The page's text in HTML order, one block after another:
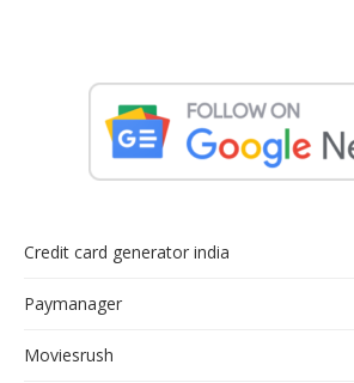
Credit card generator india
Paymanager
Moviesrush